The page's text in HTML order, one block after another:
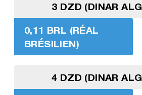
3 DZD (DINAR
0,11 BRL (RÉAL
BRÉSILIEN)
4 DZD (DINAR